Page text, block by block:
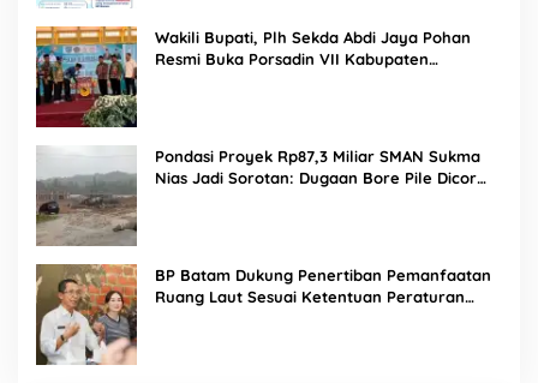
Wakili Bupati, Plh Sekda Abdi Jaya Pohan
Resmi Buka Porsadin VII Kabupaten
Pondasi Proyek Rp87,3 Miliar SMAN Sukma
Nias Jadi Sorotan: Dugaan Bore Pile Dicor
BP Batam Dukung Penertiban Pemanfaatan
Ruang Laut Sesuai Ketentuan Peraturan